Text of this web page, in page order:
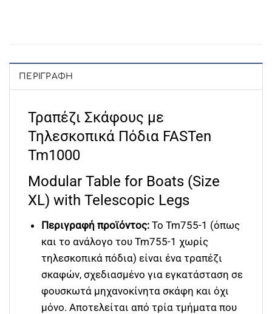
ΠΕΡΙΓΡΑΦΉ
Τραπέζι Σκάφους με
Τηλεσκοπικά Πόδια FASTen
Tm1000
Modular Table for Boats (Size
XL) with Telescopic Legs
Περιγραφή προϊόντος: Το Tm755-1 (όπως
και το ανάλογο του Tm755-1 χωρίς
τηλεσκοπικά πόδια) είναι ένα τραπέζι
σκαφών, σχεδιασμένο για εγκατάσταση σε
φουσκωτά μηχανοκίνητα σκάφη και όχι
μόνο. Αποτελείται από τρία τμήματα που